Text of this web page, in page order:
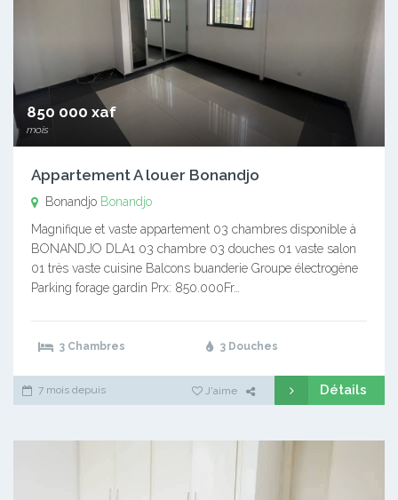
850 000 xaf
mois
Appartement A louer Bonandjo
Bonandjo Bonandjo
Magnifique et vaste appartement 03 chambres disponible à
BONANDJO DLA1 03 chambre 03 douches 01 vaste salon
01 très vaste cuisine Balcons buanderie Groupe électrogène
Parking forage gardin Prx: 850.000Fr…
3 Chambres 3 Douches
7 mois depuis J'aime Détails